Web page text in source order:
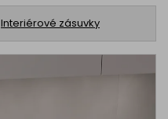
Interiérové zásuvky